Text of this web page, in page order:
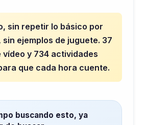
sin repetir lo básico por
ejemplos de juguete. 37
vídeo y 734 actividades
que cada hora cuente.
buscando esto, ya